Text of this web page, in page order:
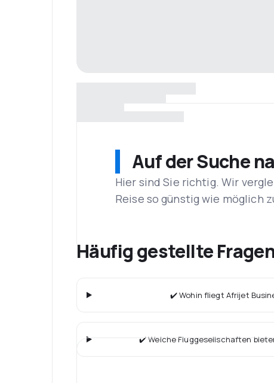
Auf der Suche
Hier sind Sie richtig. Wir
Reise so günstig wie möglich
Häufig gestellte
✔️ Wohin fliegt Afrijet
✔️ Welche Fluggesellschaften